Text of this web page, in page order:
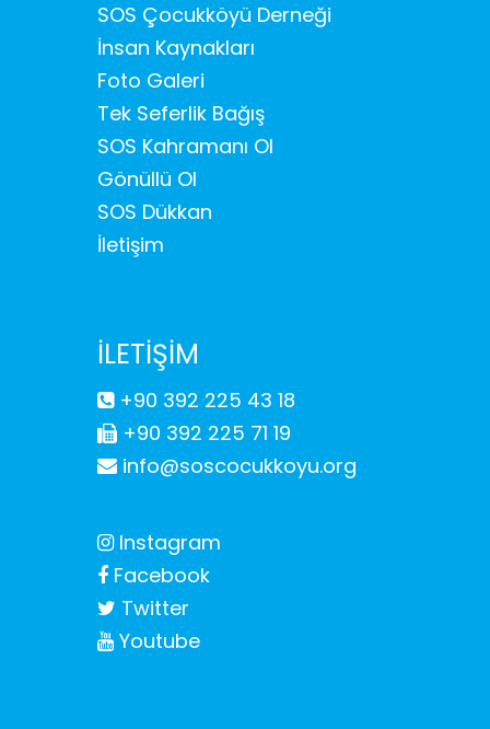
SOS Çocukköyü Derneği
İnsan Kaynakları
Foto Galeri
Tek Seferlik Bağış
SOS Kahramanı Ol
Gönüllü Ol
SOS Dükkan
İletişim
İLETİŞİM
+90 392 225 43 18
+90 392 225 71 19
info@soscocukkoyu.org
Instagram
Facebook
Twitter
Youtube